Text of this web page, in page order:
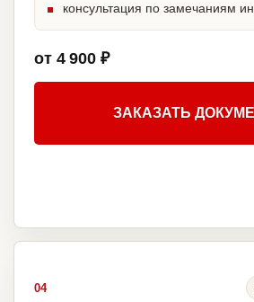
консультация по замечаниям
от 4 900 ₽
ЗАКАЗАТЬ
04